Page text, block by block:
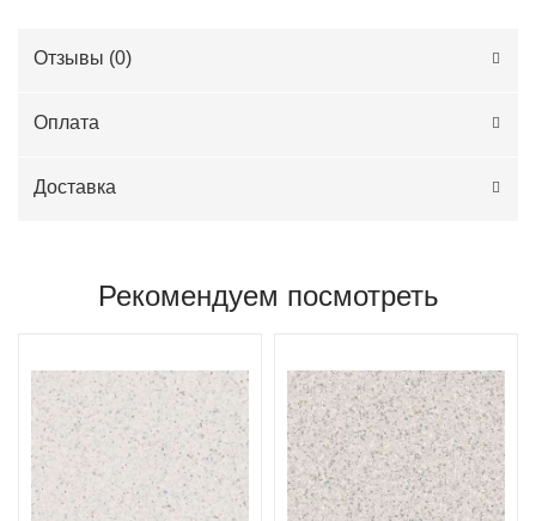
Отзывы (0)
Оплата
Доставка
Рекомендуем посмотреть